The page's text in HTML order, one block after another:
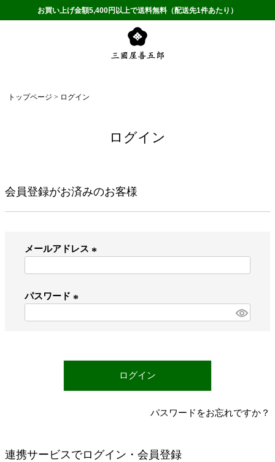
お買い上げ金額5,400円以上で送料無料（配送先1件あたり）
トップページ ログイン
ログイン
会員登録がお済みのお客様
メールアドレス
パスワード
)
ログイン
パスワードをお忘れですか？
連携サービスでログイン・会員登録